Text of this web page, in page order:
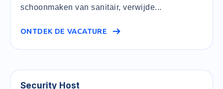
schoonmaken van sanitair, verwijde...
ONTDEK DE VACATURE
Security Host